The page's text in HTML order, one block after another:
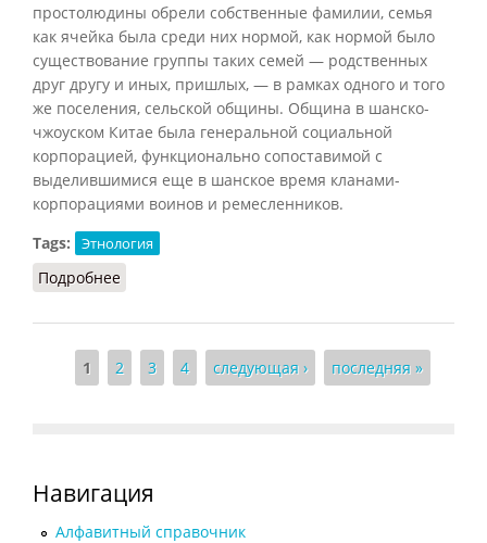
простолюдины обрели собственные фамилии, семья
как ячейка была среди них нормой, как нормой было
существование группы таких семей — родственных
друг другу и иных, пришлых, — в рамках одного и того
же поселения, сельской общины. Община в шанско-
чжоуском Китае была генеральной социальной
корпорацией, функционально сопоставимой с
выделившимися еще в шанское время кланами-
корпорациями воинов и ремесленников.
Tags:
Этнология
Подробнее
Страницы
1 2 3 4 следующая › последняя »
Навигация
Алфавитный справочник